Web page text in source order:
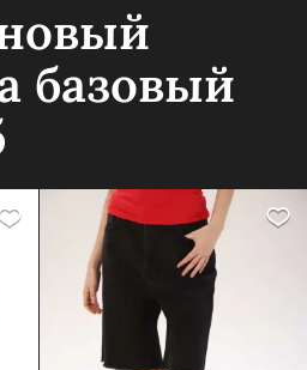
базовый